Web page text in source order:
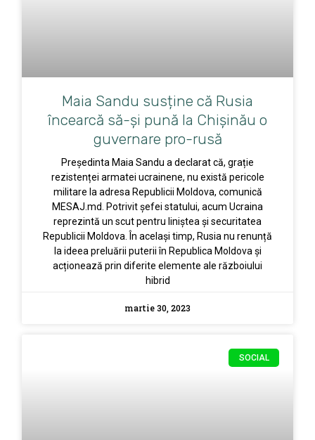
Maia Sandu susține că Rusia
încearcă să-și pună la Chișinău o
guvernare pro-rusă
Președinta Maia Sandu a declarat că, grație
rezistenței armatei ucrainene, nu există pericole
militare la adresa Republicii Moldova, comunică
MESAJ.md. Potrivit șefei statului, acum Ucraina
reprezintă un scut pentru liniștea și securitatea
Republicii Moldova. În același timp, Rusia nu renunță
la ideea preluării puterii în Republica Moldova și
acționează prin diferite elemente ale războiului
hibrid
martie 30, 2023
SOCIAL